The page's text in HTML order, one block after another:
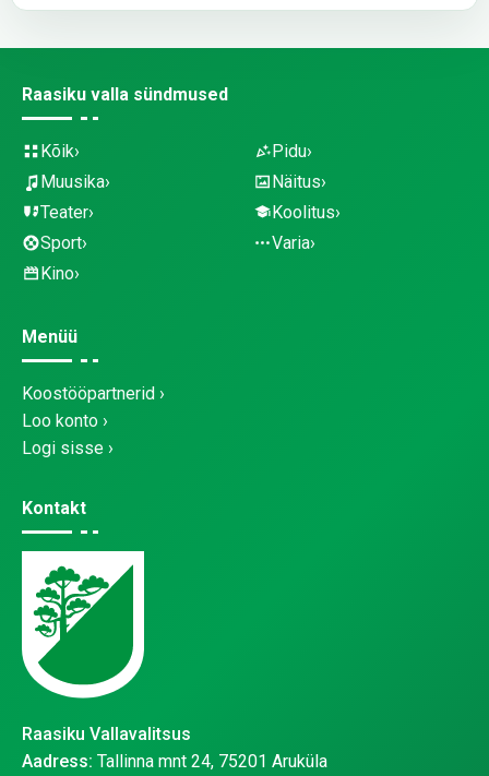
Raasiku valla sündmused
Kõik
Muusika
Teater
Sport
Kino
Pidu
Näitus
Koolitus
Varia
Menüü
Koostööpartnerid
Loo konto
Logi sisse
Kontakt
Raasiku Vallavalitsus
Aadress: Tallinna mnt 24, 75201 Aruküla